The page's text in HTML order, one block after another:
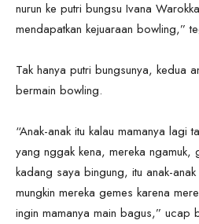
nurun ke putri bungsu Ivana
mendapatkan kejuaraan bowling,”
Tak hanya putri bungsunya, kedua
bermain bowling.
“Anak-anak itu kalau mamanya lagi
yang nggak kena, mereka ngamuk,
kadang saya bingung, itu anak-
mungkin mereka gemes karena
ingin mamanya main bagus,” ucap